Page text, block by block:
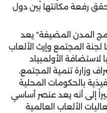
رفعة مكانتها بين دول
المدن المضيفة" يعد
لجنة المجتمع وإرث الألعاب
لاستضافة الأولمبياد
وزارة تنمية المجتمع،
بالحكومات المحلية
إلى أنه يعد عنصر أساسي
الألعاب العالمية